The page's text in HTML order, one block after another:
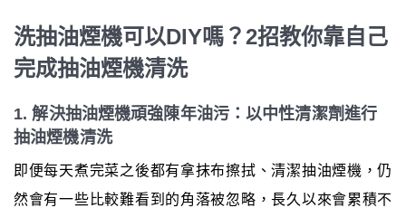
洗抽油煙機可以DIY嗎？2招教你靠自己
完成抽油煙機清洗
1. 解決抽油煙機頑強陳年油污：以中性清潔劑進行
抽油煙機清洗
即便每天煮完菜之後都有拿抹布擦拭、清潔抽油煙機，仍
然會有一些比較難看到的角落被忽略，長久以來會累積不